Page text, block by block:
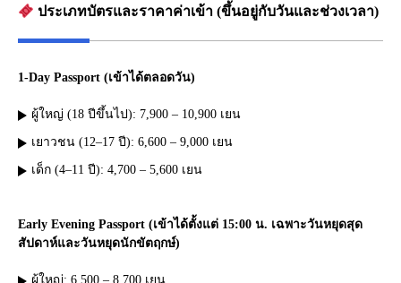
ประเภทบัตรและราคาค่าเข้า (ขึ้นอยู่กับวันและช่วงเวลา)
1-Day Passport (เข้าได้ตลอดวัน)
ผู้ใหญ่ (18 ปีขึ้นไป): 7,900 – 10,900 เยน
เยาวชน (12–17 ปี): 6,600 – 9,000 เยน
เด็ก (4–11 ปี): 4,700 – 5,600 เยน
Early Evening Passport (เข้าได้ตั้งแต่ 15:00 น. เฉพาะวันหยุดสุด
สัปดาห์และวันหยุดนักขัตฤกษ์)
ผู้ใหญ่: 6,500 – 8,700 เยน